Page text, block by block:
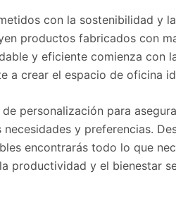
con la sostenibilidad y
productos fabricados con
y eficiente comienza con
a crear el espacio de oficina
personalización para
y preferencias.
encontrarás todo lo que
productividad y el bienestar